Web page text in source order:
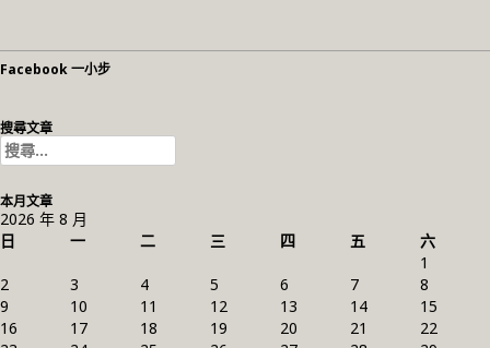
Facebook 一小步
搜尋文章
搜
尋
關
鍵
字:
本月文章
2026 年 8 月
日
一 二 三 四 五
六
1
2
3 4 5 6 7
8
9
10 11 12 13 14
15
16
17 18 19 20 21
22